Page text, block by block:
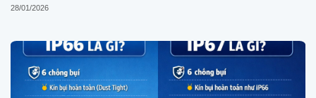
28/01/2026